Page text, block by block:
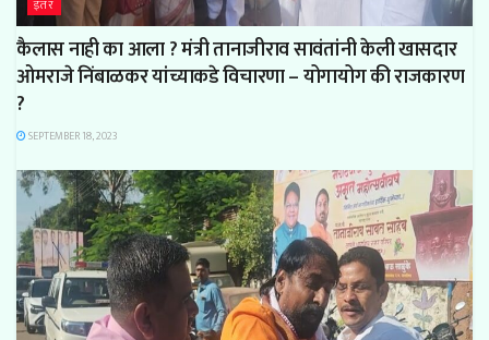
इतर
कैलास नाही का आला ? मंत्री तानाजीराव सावंतांनी केली खासदार
ओमराजे निंबाळकर यांच्याकडे विचारणा – योगायोग की राजकारण
?
SEPTEMBER 18, 2023